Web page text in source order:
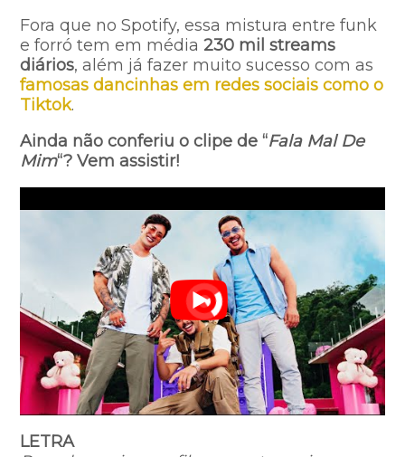
Fora que no Spotify, essa mistura entre funk
e forró tem em média230 mil streams
diários, além já fazer muito sucesso com as
famosas dancinhas em redes sociais como o
Tiktok.
Ainda não conferiu o clipe de “Fala Mal De
Mim“? Vem assistir!
LETRA